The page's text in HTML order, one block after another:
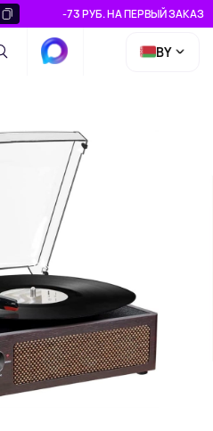
-73 РУБ. НА ПЕРВЫЙ ЗАКАЗ
BY